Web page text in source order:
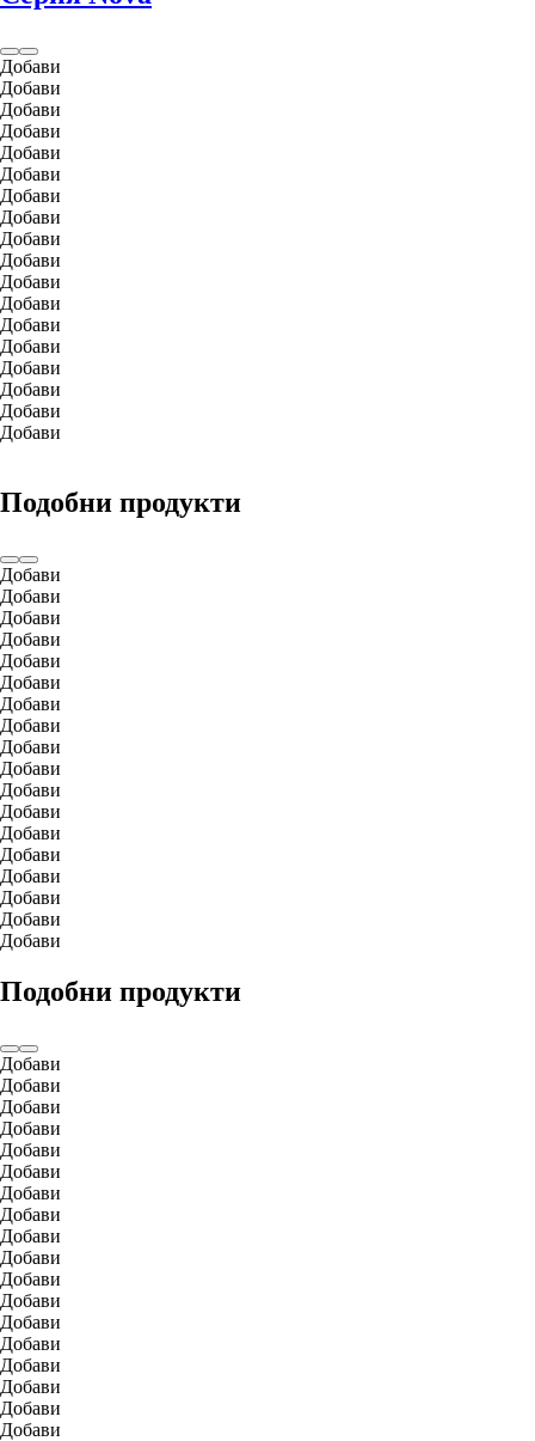
Добави
Добави
Добави
Добави
Добави
Добави
Добави
Добави
Добави
Добави
Добави
Добави
Добави
Добави
Добави
Добави
Добави
Добави
Подобни продукти
Добави
Добави
Добави
Добави
Добави
Добави
Добави
Добави
Добави
Добави
Добави
Добави
Добави
Добави
Добави
Добави
Добави
Добави
Подобни продукти
Добави
Добави
Добави
Добави
Добави
Добави
Добави
Добави
Добави
Добави
Добави
Добави
Добави
Добави
Добави
Добави
Добави
Добави